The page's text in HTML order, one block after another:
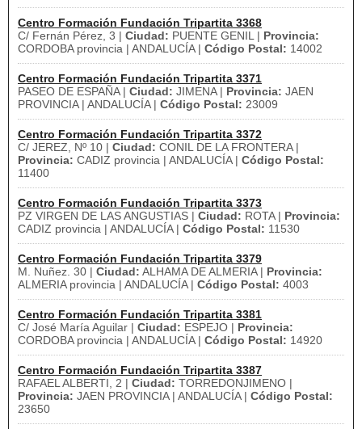
Centro Formación Fundación Tripartita 3368
C/ Fernán Pérez, 3 | Ciudad: PUENTE GENIL | Provincia:
CORDOBA provincia | ANDALUCÍA | Código Postal: 14002
Centro Formación Fundación Tripartita 3371
PASEO DE ESPAÑA | Ciudad: JIMENA | Provincia: JAEN
PROVINCIA | ANDALUCÍA | Código Postal: 23009
Centro Formación Fundación Tripartita 3372
C/ JEREZ, Nº 10 | Ciudad: CONIL DE LA FRONTERA |
Provincia: CADIZ provincia | ANDALUCÍA | Código Postal:
11400
Centro Formación Fundación Tripartita 3373
PZ VIRGEN DE LAS ANGUSTIAS | Ciudad: ROTA | Provincia:
CADIZ provincia | ANDALUCÍA | Código Postal: 11530
Centro Formación Fundación Tripartita 3379
M. Nuñez. 30 | Ciudad: ALHAMA DE ALMERIA | Provincia:
ALMERIA provincia | ANDALUCÍA | Código Postal: 4003
Centro Formación Fundación Tripartita 3381
C/ José María Aguilar | Ciudad: ESPEJO | Provincia:
CORDOBA provincia | ANDALUCÍA | Código Postal: 14920
Centro Formación Fundación Tripartita 3387
RAFAEL ALBERTI, 2 | Ciudad: TORREDONJIMENO |
Provincia: JAEN PROVINCIA | ANDALUCÍA | Código Postal:
23650